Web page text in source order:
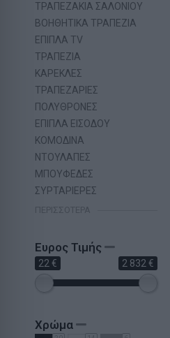
ΤΡΑΠΕΖΑΚΙΑ ΣΑΛΟΝΙΟΥ
ΒΟΗΘΗΤΙΚΑ ΤΡΑΠΕΖΙΑ
ΕΠΙΠΛΑ TV
ΤΡΑΠΕΖΙΑ
ΚΑΡΕΚΛΕΣ
ΤΡΑΠΕΖΑΡΙΕΣ
ΠΟΛΥΘΡΟΝΕΣ
ΕΠΙΠΛΑ ΕΙΣΟΔΟΥ
ΚΟΜΟΔΙΝΑ
ΝΤΟΥΛΑΠΕΣ
ΜΠΟΥΦΕΔΕΣ
ΣΥΡΤΑΡΙΕΡΕΣ
Ευρος Τιμής
22 € 2 832 €
Χρώμα